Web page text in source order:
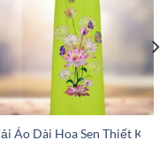
Áo Dài Hoa Sen Thiết Kế